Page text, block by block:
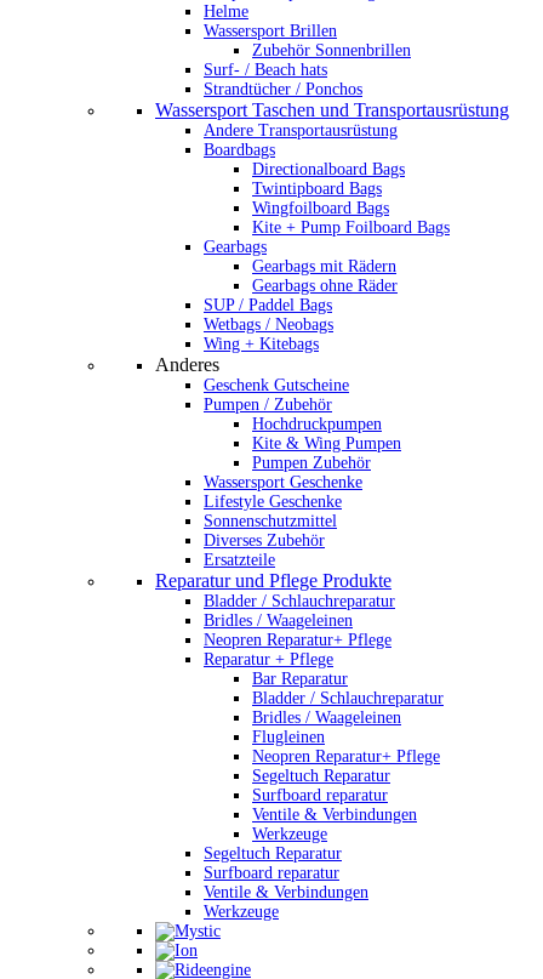
Helme
Wassersport Brillen
Zubehör Sonnenbrillen
Surf- / Beach hats
Strandtücher / Ponchos
Wassersport Taschen und Transportausrüstung
Andere Transportausrüstung
Boardbags
Directionalboard Bags
Twintipboard Bags
Wingfoilboard Bags
Kite + Pump Foilboard Bags
Gearbags
Gearbags mit Rädern
Gearbags ohne Räder
SUP / Paddel Bags
Wetbags / Neobags
Wing + Kitebags
Anderes
Geschenk Gutscheine
Pumpen / Zubehör
Hochdruckpumpen
Kite & Wing Pumpen
Pumpen Zubehör
Wassersport Geschenke
Lifestyle Geschenke
Sonnenschutzmittel
Diverses Zubehör
Ersatzteile
Reparatur und Pflege Produkte
Bladder / Schlauchreparatur
Bridles / Waageleinen
Neopren Reparatur+ Pflege
Reparatur + Pflege
Bar Reparatur
Bladder / Schlauchreparatur
Bridles / Waageleinen
Flugleinen
Neopren Reparatur+ Pflege
Segeltuch Reparatur
Surfboard reparatur
Ventile & Verbindungen
Werkzeuge
Segeltuch Reparatur
Surfboard reparatur
Ventile & Verbindungen
Werkzeuge